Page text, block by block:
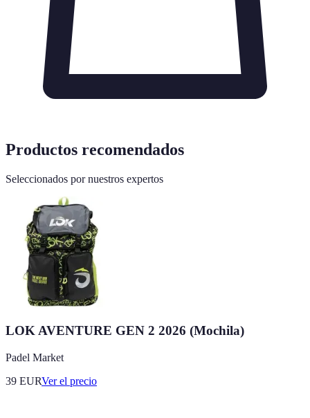
Productos recomendados
Seleccionados por nuestros expertos
LOK AVENTURE GEN 2 2026 (Mochila)
Padel Market
39 EURVer el precio